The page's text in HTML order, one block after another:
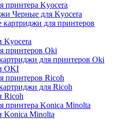
принтера Kyocera
Черные для Kyocera
для принтеров
Kyocera
принтеров Oki
для принтеров Oki
OKI
принтеров Ricoh
для Ricoh
Ricoh
принтера Konica Minolta
Koniсa Minolta